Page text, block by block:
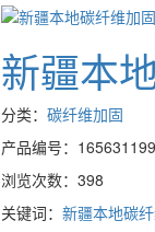
新疆本
分类： 碳纤维加固
产品编号：
浏览次数：398
关键词： 新疆本地碳